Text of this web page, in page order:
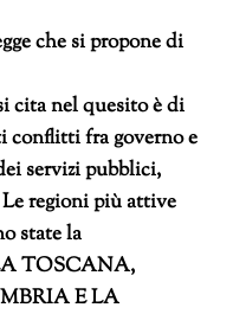
che si propone di
cita nel quesito è di
conflitti fra governo e
servizi pubblici,
regioni più attive
state la
TOSCANA,
E LA